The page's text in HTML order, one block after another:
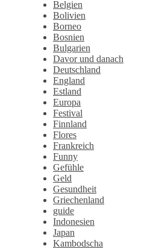
Belgien
Bolivien
Borneo
Bosnien
Bulgarien
Davor und danach
Deutschland
England
Estland
Europa
Festival
Finnland
Flores
Frankreich
Funny
Gefühle
Geld
Gesundheit
Griechenland
guide
Indonesien
Japan
Kambodscha